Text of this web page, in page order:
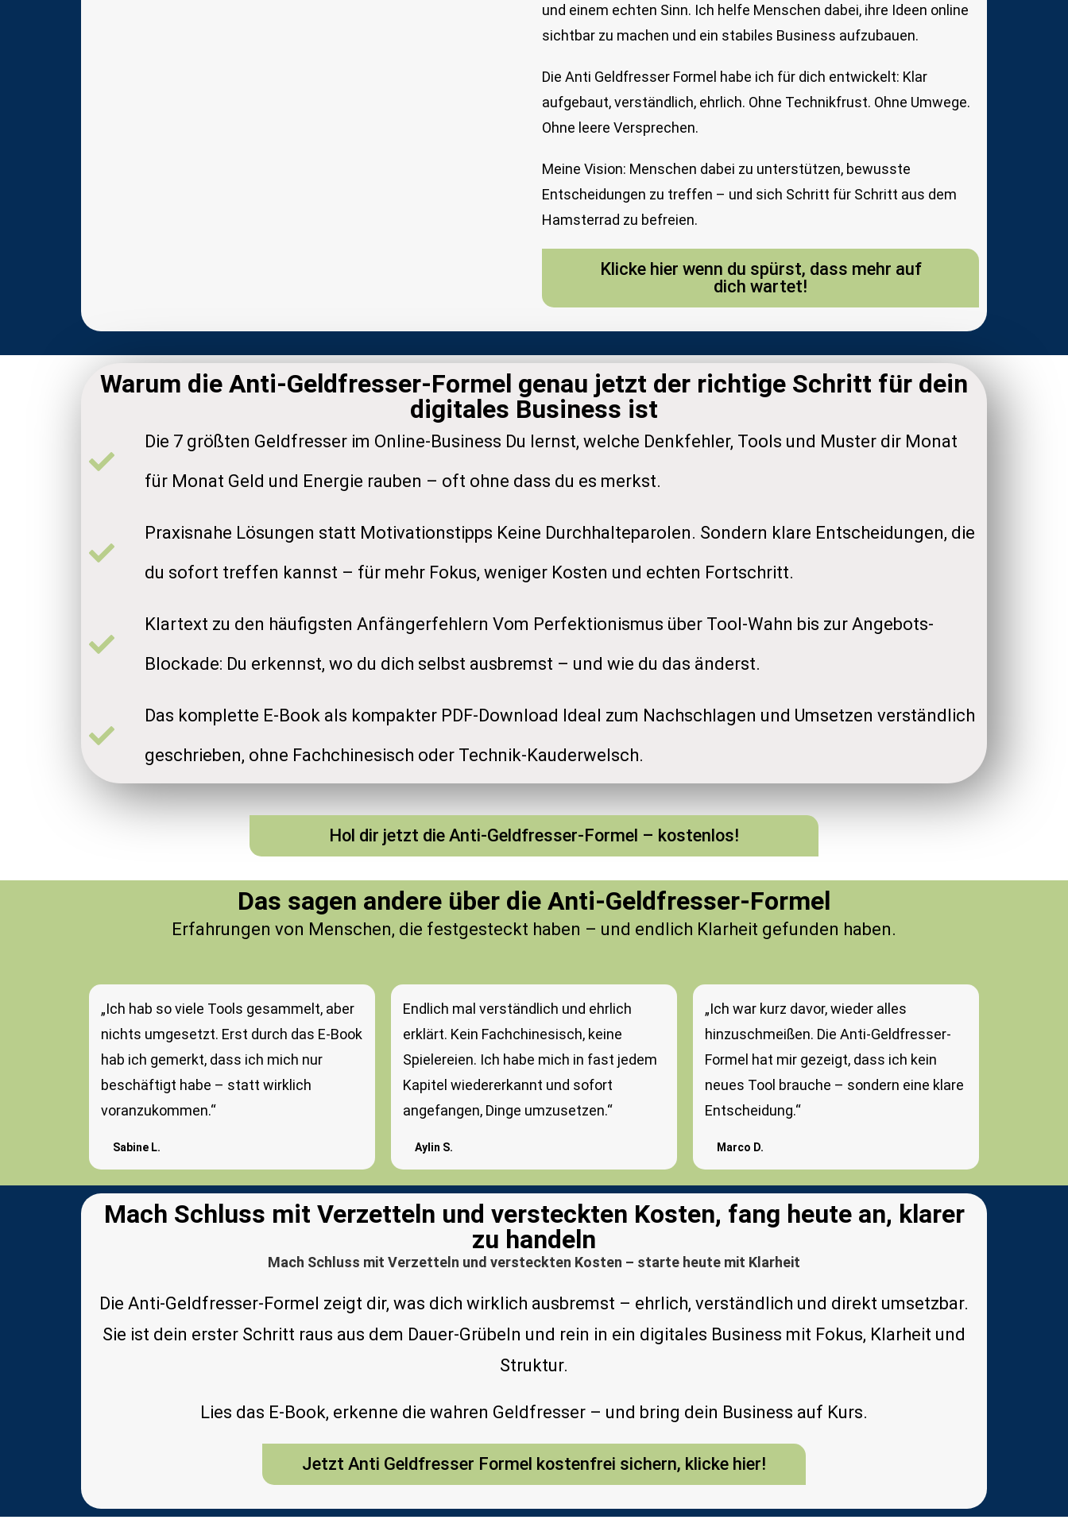
und einem echten Sinn. Ich helfe Menschen dabei, ihre Ideen online
sichtbar zu machen und ein stabiles Business aufzubauen.
Die Anti Geldfresser Formel habe ich für dich entwickelt: Klar
aufgebaut, verständlich, ehrlich. Ohne Technikfrust. Ohne Umwege.
Ohne leere Versprechen.
Meine Vision: Menschen dabei zu unterstützen, bewusste
Entscheidungen zu treffen – und sich Schritt für Schritt aus dem
Hamsterrad zu befreien.
Klicke hier wenn du spürst, dass mehr auf
dich wartet!
Warum die Anti-Geldfresser-Formel genau jetzt der richtige Schritt für dein
digitales Business ist
Die 7 größten Geldfresser im Online-Business Du lernst, welche Denkfehler, Tools und Muster dir Monat
für Monat Geld und Energie rauben – oft ohne dass du es merkst.
Praxisnahe Lösungen statt Motivationstipps Keine Durchhalteparolen. Sondern klare Entscheidungen, die
du sofort treffen kannst – für mehr Fokus, weniger Kosten und echten Fortschritt.
Klartext zu den häufigsten Anfängerfehlern Vom Perfektionismus über Tool-Wahn bis zur Angebots-
Blockade: Du erkennst, wo du dich selbst ausbremst – und wie du das änderst.
Das komplette E-Book als kompakter PDF-Download Ideal zum Nachschlagen und Umsetzen verständlich
geschrieben, ohne Fachchinesisch oder Technik-Kauderwelsch.
Hol dir jetzt die Anti-Geldfresser-Formel – kostenlos!
Das sagen andere über die Anti-Geldfresser-Formel
Erfahrungen von Menschen, die festgesteckt haben – und endlich Klarheit gefunden haben.
„Ich hab so viele Tools gesammelt, aber
nichts umgesetzt. Erst durch das E-Book
hab ich gemerkt, dass ich mich nur
beschäftigt habe – statt wirklich
voranzukommen.“
Sabine L.
Endlich mal verständlich und ehrlich
erklärt. Kein Fachchinesisch, keine
Spielereien. Ich habe mich in fast jedem
Kapitel wiedererkannt und sofort
angefangen, Dinge umzusetzen.“
Aylin S.
„Ich war kurz davor, wieder alles
hinzuschmeißen. Die Anti-Geldfresser-
Formel hat mir gezeigt, dass ich kein
neues Tool brauche – sondern eine klare
Entscheidung.“
Marco D.
Mach Schluss mit Verzetteln und versteckten Kosten, fang heute an, klarer
zu handeln
Mach Schluss mit Verzetteln und versteckten Kosten – starte heute mit Klarheit
Die Anti-Geldfresser-Formel zeigt dir, was dich wirklich ausbremst – ehrlich, verständlich und direkt umsetzbar.
Sie ist dein erster Schritt raus aus dem Dauer-Grübeln und rein in ein digitales Business mit Fokus, Klarheit und
Struktur.
Lies das E-Book, erkenne die wahren Geldfresser – und bring dein Business auf Kurs.
Jetzt Anti Geldfresser Formel kostenfrei sichern, klicke hier!